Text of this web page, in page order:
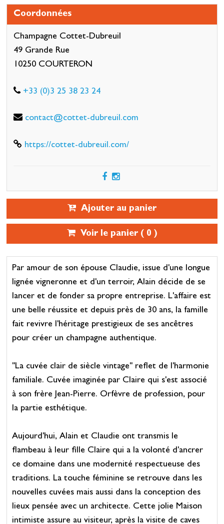
Coordonnées
Champagne Cottet-Dubreuil
49 Grande Rue
10250 COURTERON
+33 (0)3 25 38 23 24
contact@cottet-dubreuil.com
https://cottet-dubreuil.com/
Ajouter au panier
Voir le panier ( 0 )
Par amour de son épouse Claudie, issue d'une longue
lignée vigneronne et d'un terroir, Alain décide de se
lancer et de fonder sa propre entreprise. L'affaire est
une belle réussite et depuis près de 30 ans, la famille
fait revivre l'héritage prestigieux de ses ancêtres
pour créer un champagne authentique.
"La cuvée clair de siècle vintage" reflet de l'harmonie
familiale. Cuvée imaginée par Claire qui s'est associé
à son frère Jean-Pierre. Orfèvre de profession, pour
la partie esthétique.
Aujourd'hui, Alain et Claudie ont transmis le
flambeau à leur fille Claire qui a la volonté d'ancrer
ce domaine dans une modernité respectueuse des
traditions. La touche féminine se retrouve dans les
nouvelles cuvées mais aussi dans la conception des
lieux pensée avec un architecte. Cette jolie Maison
intimiste assure au visiteur, après la visite de caves